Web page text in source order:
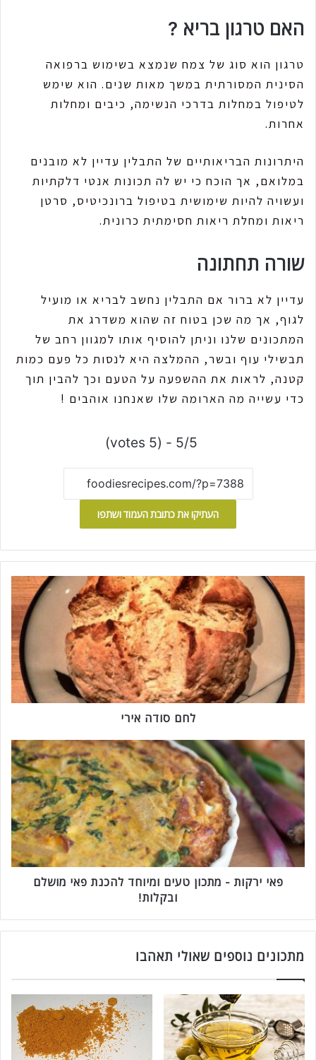
האם טרגון בריא ?
טרגון הוא סוג של צמח שנמצא בשימוש ברפואה
הסינית המסורתית במשך מאות שנים. הוא שימש
לטיפול במחלות בדרכי הנשימה, כיבים ומחלות
אחרות.
היתרונות הבריאותיים של התבלין עדיין לא מובנים
במלואם, אך הוכח כי יש לה תכונות אנטי דלקתיות
ועשויה להיות שימושית בטיפול ברונכיטיס, סרטן
ריאות ומחלת ריאות חסימתית כרונית.
שורה תחתונה
עדיין לא ברור אם התבלין נחשב לבריא או מועיל
לגוף, אך מה שכן בטוח זה שהוא משדרג את
המתכונים שלנו וניתן להוסיף אותו למגוון רחב של
תבשילי עוף ובשר, ההמלצה היא לנסות כל פעם כמות
קטנה, לראות את ההשפעה על הטעם וכך להבין תוך
כדי עשייה מה הארומה שלו שאנחנו אוהבים !
5/5 - (5 votes)
העתיקו את כתובת העמוד ושתפו
ח
ם
ס
ו
ד
ה
א
י
לחם סודה אירי
פ
א
י
י
ר
ק
ו
ת
-
ט
י
ם
ו
מ
י
פאי ירקות - מתכון טעים ומיוחד להכנת פאי מושלם
ובקלות!
מתכונים נוספים שאולי תאהבו